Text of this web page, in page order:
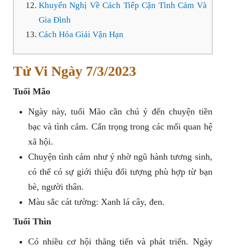
Khuyến Nghị Về Cách Tiếp Cận Tình Cảm Và
Gia Đình
Cách Hóa Giải Vận Hạn
Tử Vi Ngày 7/3/2023
Tuổi Mão
Ngày này, tuổi Mão cần chú ý đến chuyện tiền
bạc và tình cảm. Cẩn trọng trong các mối quan hệ
xã hội.
Chuyện tình cảm như ý nhờ ngũ hành tương sinh,
có thể có sự giới thiệu đối tượng phù hợp từ bạn
bè, người thân.
Màu sắc cát tường: Xanh lá cây, đen.
Tuổi Thìn
Có nhiều cơ hội thăng tiến và phát triển. Ngày